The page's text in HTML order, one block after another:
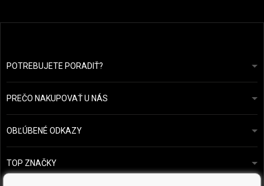
POTREBUJETE PORADIŤ?info@prozdravevlasy.cz
Odpovieme do 24 hodín.
PREČO NAKUPOVAŤ U NÁS
Obchodní podmínky
Ochrana osobních údajů
Přehled plateb a dopravy
OBĽÚBENÉ ODKAZY
Náš příběh
Vzorky zdarma
TOP ZNAČKY
Kérastase